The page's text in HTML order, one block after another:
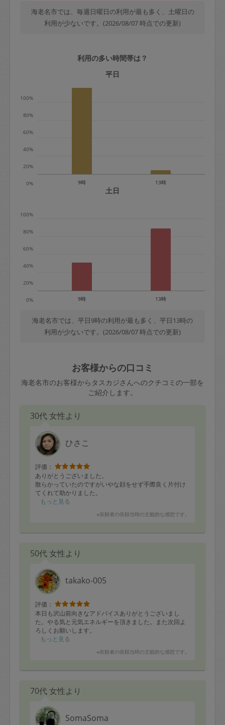
金額の100%＋交通費全額
定期契約をキャンセルする場合、毎週定
期は月2回まで隔週定期は月1回までキャ
ンセル料は発生しません。それ以上はキ
※キャンセル料金の設定について：
相当で料金設定されています。
海老名市では、毎週日曜日の利用が最も多く、土曜日の
利用が少ないです。(2026/08/07 時点での更新)
利用の多い時間帯は？
平日
0%
20%
40%
60%
80%
100%
9時 13時
土日
0%
20%
40%
60%
80%
100%
9時 13時
海老名市では、平日9時の利用が最も多く、平日13時の
利用が少ないです。(2026/08/07 時点での更新)
お客様からの口コミ
海老名市のお客様からタスカジさんへのクチコミの一部を
ご紹介します。
30代 女性より
ひさこ
評価：
ありがとうございました。
散らかっていたのですがいやな顔をせず手際良く片付け
てくれて助かりました。
もっと見る
※依頼者の依頼当時の主観的な感想です。
50代 女性より
takako-005
評価：
本日も沢山前向きなアドバイスありがとうございまし
た。やる気と元気エネルギーを頂きました。また次回よ
ろしくお願いします。
もっと見る
※依頼者の依頼当時の主観的な感想です。
70代 女性より
SomaSoma